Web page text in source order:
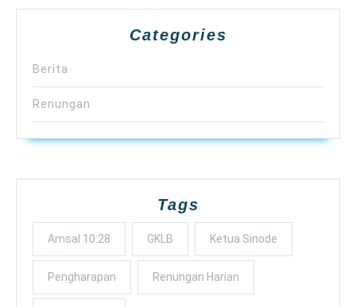
Categories
Berita
Renungan
Tags
Amsal 10:28 GKLB Ketua Sinode
Pengharapan Renungan Harian